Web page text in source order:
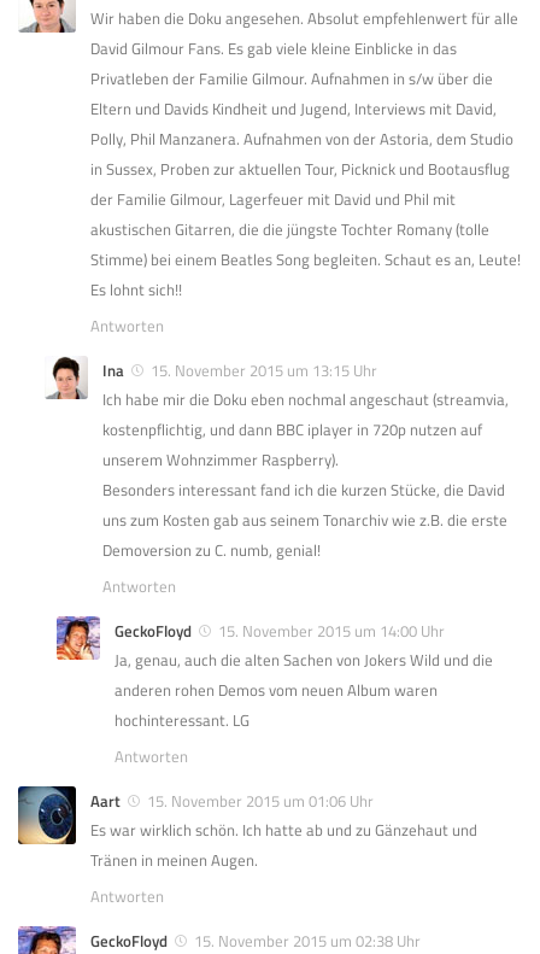
Wir haben die Doku angesehen. Absolut empfehlenwert für alle
David Gilmour Fans. Es gab viele kleine Einblicke in das
Privatleben der Familie Gilmour. Aufnahmen in s/w über die
Eltern und Davids Kindheit und Jugend, Interviews mit David,
Polly, Phil Manzanera. Aufnahmen von der Astoria, dem Studio
in Sussex, Proben zur aktuellen Tour, Picknick und Bootausflug
der Familie Gilmour, Lagerfeuer mit David und Phil mit
akustischen Gitarren, die die jüngste Tochter Romany (tolle
Stimme) bei einem Beatles Song begleiten. Schaut es an, Leute!
Es lohnt sich!!
Antworten
Ina
15. November 2015 um 13:15 Uhr
Ich habe mir die Doku eben nochmal angeschaut (streamvia,
kostenpflichtig, und dann BBC iplayer in 720p nutzen auf
unserem Wohnzimmer Raspberry).
Besonders interessant fand ich die kurzen Stücke, die David
uns zum Kosten gab aus seinem Tonarchiv wie z.B. die erste
Demoversion zu C. numb, genial!
Antworten
GeckoFloyd
15. November 2015 um 14:00 Uhr
Ja, genau, auch die alten Sachen von Jokers Wild und die
anderen rohen Demos vom neuen Album waren
hochinteressant. LG
Antworten
Aart
15. November 2015 um 01:06 Uhr
Es war wirklich schön. Ich hatte ab und zu Gänzehaut und
Tränen in meinen Augen.
Antworten
GeckoFloyd
15. November 2015 um 02:38 Uhr